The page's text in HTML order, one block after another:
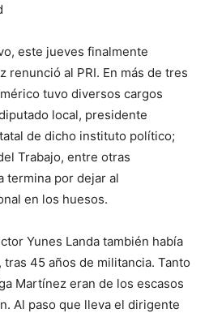
este jueves finalmente
renunció al PRI. En más de tres
tuvo diversos cargos
local, presidente
de dicho instituto político;
Trabajo, entre otras
termina por dejar al
en los huesos.
Yunes Landa también había
45 años de militancia. Tanto
Martínez eran de los escasos
Al paso que lleva el dirigente